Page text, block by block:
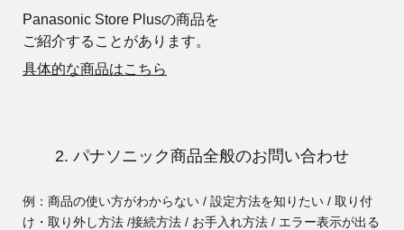
Panasonic Store Plusの商品を
ご紹介することがあります。
具体的な商品はこちら
2. パナソニック商品全般のお問い合わせ
例：商品の使い方がわからない / 設定方法を知りたい / 取り付
け・取り外し方法 /接続方法 / お手入れ方法 / エラー表示が出る